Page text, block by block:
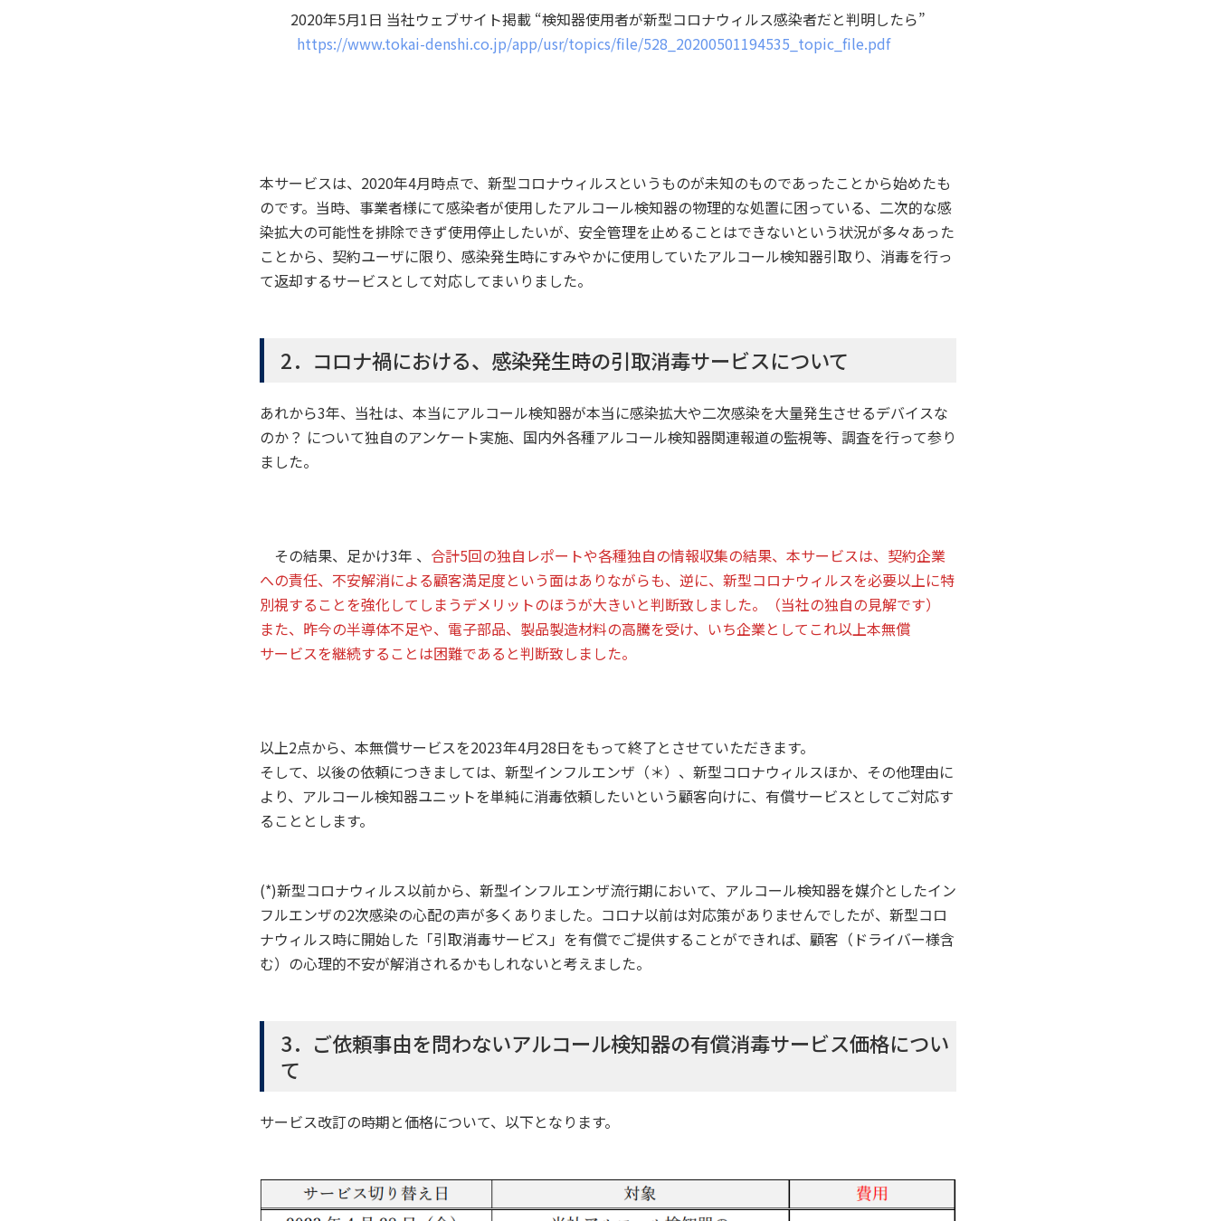
2020年5月1日 当社ウェブサイト掲載 “検知器使用者が新型コロナウィルス感染者だと判明したら”
https://www.tokai-denshi.co.jp/app/usr/topics/file/528_20200501194535_topic_file.pdf
本サービスは、2020年4月時点で、新型コロナウィルスというものが未知のものであったことから始めたも
のです。当時、事業者様にて感染者が使用したアルコール検知器の物理的な処置に困っている、二次的な感
染拡大の可能性を排除できず使用停止したいが、安全管理を止めることはできないという状況が多々あった
ことから、契約ユーザに限り、感染発生時にすみやかに使用していたアルコール検知器引取り、消毒を行っ
て返却するサービスとして対応してまいりました。
2．コロナ禍における、感染発生時の引取消毒サービスについて
あれから3年、当社は、本当にアルコール検知器が本当に感染拡大や二次感染を大量発生させるデバイスな
のか？ について独自のアンケート実施、国内外各種アルコール検知器関連報道の監視等、調査を行って参り
ました。
その結果、足かけ3年 、 合計5回の独自レポートや各種独自の情報収集の結果、本サービスは、契約企業
への責任、不安解消による顧客満足度という面はありながらも、逆に、新型コロナウィルスを必要以上に特
別視することを強化してしまうデメリットのほうが大きいと判断致しました。（当社の独自の見解です）
また、昨今の半導体不足や、電子部品、製品製造材料の高騰を受け、いち企業としてこれ以上本無償
サービスを継続することは困難であると判断致しました。
以上2点から、本無償サービスを2023年4月28日をもって終了とさせていただきます。
そして、以後の依頼につきましては、新型インフルエンザ（＊）、新型コロナウィルスほか、その他理由に
より、アルコール検知器ユニットを単純に消毒依頼したいという顧客向けに、有償サービスとしてご対応す
ることとします。
(*)新型コロナウィルス以前から、新型インフルエンザ流行期において、アルコール検知器を媒介としたイン
フルエンザの2次感染の心配の声が多くありました。コロナ以前は対応策がありませんでしたが、新型コロ
ナウィルス時に開始した「引取消毒サービス」を有償でご提供することができれば、顧客（ドライバー様含
む）の心理的不安が解消されるかもしれないと考えました。
3．ご依頼事由を問わないアルコール検知器の有償消毒サービス価格につい
て
サービス改訂の時期と価格について、以下となります。